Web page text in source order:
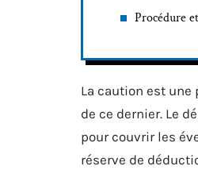
Procédure
La caution est une
de ce dernier. Le
pour couvrir les
réserve de